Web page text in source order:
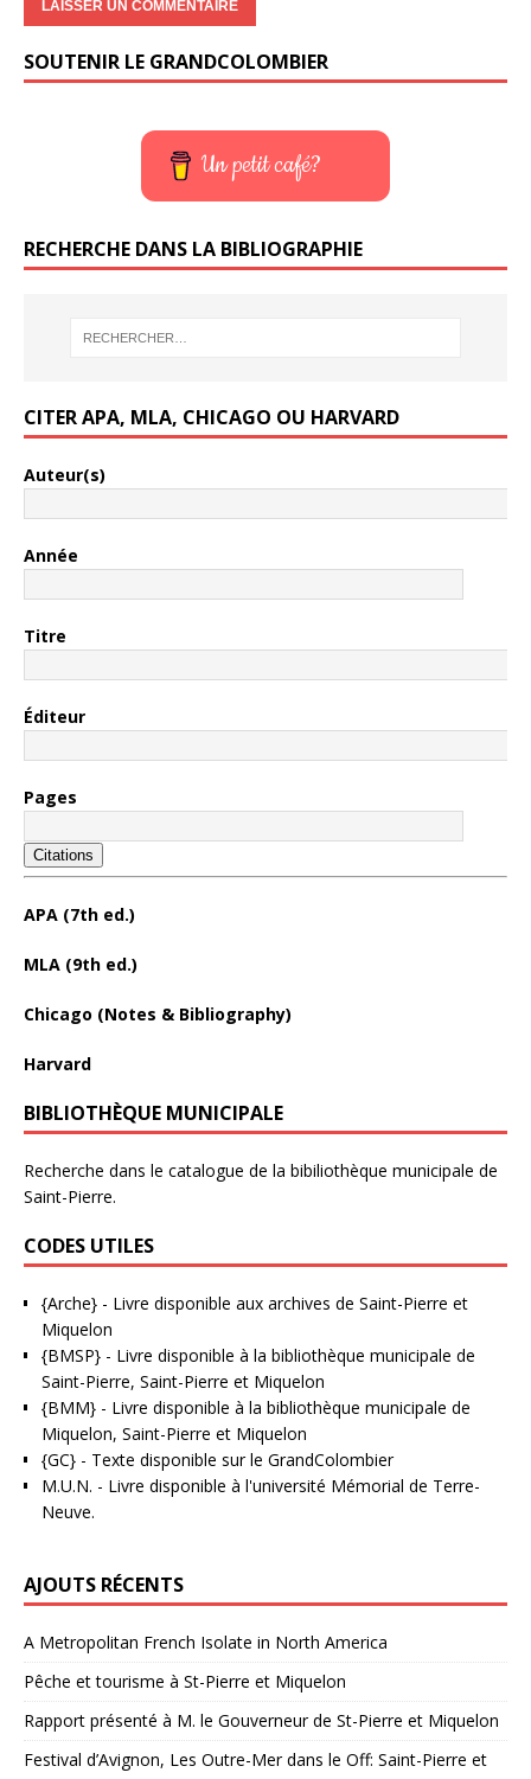
SOUTENIR LE GRANDCOLOMBIER
Un petit café?
RECHERCHE DANS LA BIBLIOGRAPHIE
CITER APA, MLA, CHICAGO OU HARVARD
Auteur(s)
Année
Titre
Éditeur
Pages
Citations
APA (7th ed.)
MLA (9th ed.)
Chicago (Notes & Bibliography)
Harvard
BIBLIOTHÈQUE MUNICIPALE
Recherche dans le catalogue de la bibiliothèque municipale de
Saint-Pierre.
CODES UTILES
{Arche} - Livre disponible aux archives de Saint-Pierre et
Miquelon
{BMSP} - Livre disponible à la bibliothèque municipale de
Saint-Pierre, Saint-Pierre et Miquelon
{BMM} - Livre disponible à la bibliothèque municipale de
Miquelon, Saint-Pierre et Miquelon
{GC} - Texte disponible sur le GrandColombier
M.U.N. - Livre disponible à l'université Mémorial de Terre-
Neuve.
AJOUTS RÉCENTS
A Metropolitan French Isolate in North America
Pêche et tourisme à St-Pierre et Miquelon
Rapport présenté à M. le Gouverneur de St-Pierre et Miquelon
Festival d’Avignon, Les Outre-Mer dans le Off: Saint-Pierre et